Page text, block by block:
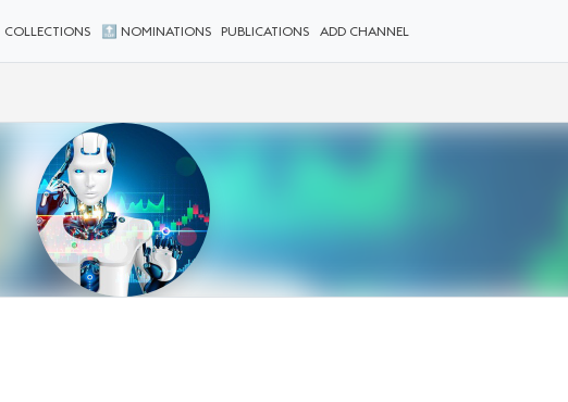
COLLECTIONS 🔝 NOMINATIONS PUBLICATIONS ADD CHANNEL